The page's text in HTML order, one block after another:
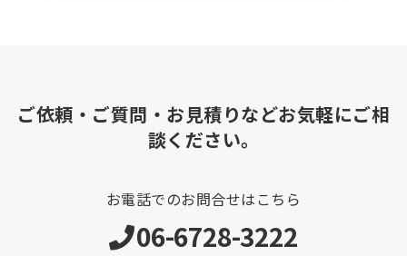
ご依頼・ご質問・お見積りなどお気軽にご相
談ください。
お電話でのお問合せはこちら
06-6728-3222